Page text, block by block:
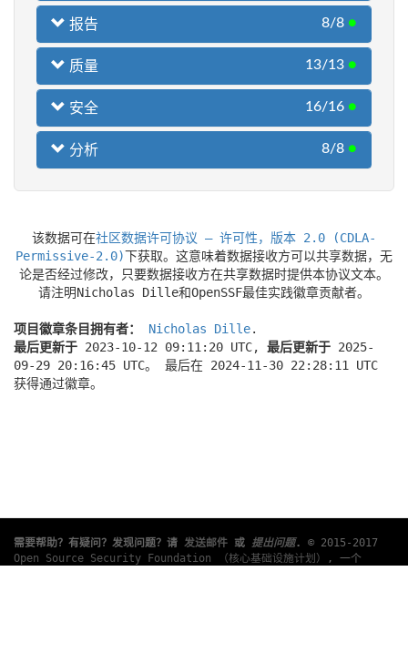
报告 8/8 ●
质量 13/13 ●
安全 16/16 ●
分析 8/8 ●
该数据可在社区数据许可协议 – 许可性，版本 2.0 (CDLA-
Permissive-2.0)下获取。这意味着数据接收方可以共享数据，无
论是否经过修改，只要数据接收方在共享数据时提供本协议文本。
请注明Nicholas Dille和OpenSSF最佳实践徽章贡献者。
项目徽章条目拥有者： Nicholas Dille.
最后更新于 2023-10-12 09:11:20 UTC, 最后更新于 2025-
09-29 20:16:45 UTC。 最后在 2024-11-30 22:28:11 UTC
获得通过徽章。
需要帮助？有疑问？发现问题？请 发送邮件 或 提出问题.
© 2015-2017
Open Source Security Foundation （核心基础设施计划）
, 一个